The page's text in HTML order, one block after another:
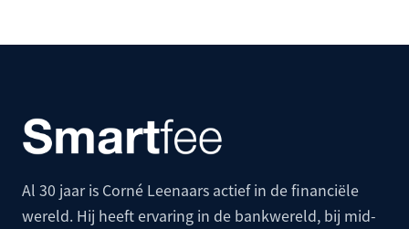
Al 30 jaar is Corné Leenaars actief in de financiële
wereld. Hij heeft ervaring in de bankwereld, bij mid-